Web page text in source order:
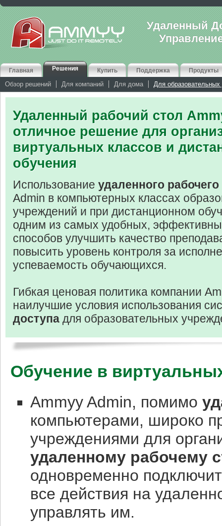
Удаленный
Главная Решения Купить Поддержка Продукты
Обзор решений Для компаний Для дома Для
Удаленный рабочий стол
отличное решение для
виртуальных классов и
обучения
Использование удаленного рабочего
Admin в компьютерных классах
учреждений и при дистанционном
одним из самых удобных,
способов улучшить качество
повысить уровень контроля за
успеваемость обучающихся.
Гибкая ценовая политика компании
наилучшие условия использования
доступа для образовательных
Обучение в
Ammyy Admin, помимо
компьютерами, широко
учреждениями для
удаленному рабочему
одновременно
все действия на
управлять им.